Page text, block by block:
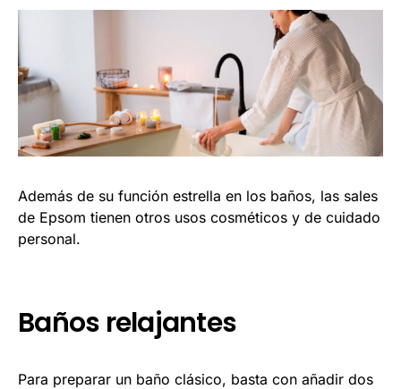
Además de su función estrella en los baños, las sales
de Epsom tienen otros usos cosméticos y de cuidado
personal.
Baños relajantes
Para preparar un baño clásico, basta con añadir dos